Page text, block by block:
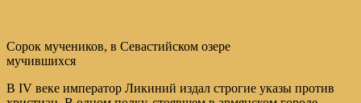
Сорок мучеников, в Севастийском озере
мучившихся
В IV веке император Ликиний издал строгие указы против